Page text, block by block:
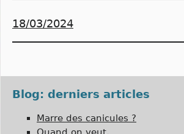
18/03/2024
Blog: derniers articles
Marre des canicules ?